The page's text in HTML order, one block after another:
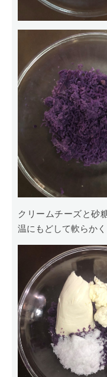
クリームチーズと砂
温にもどして軟らか